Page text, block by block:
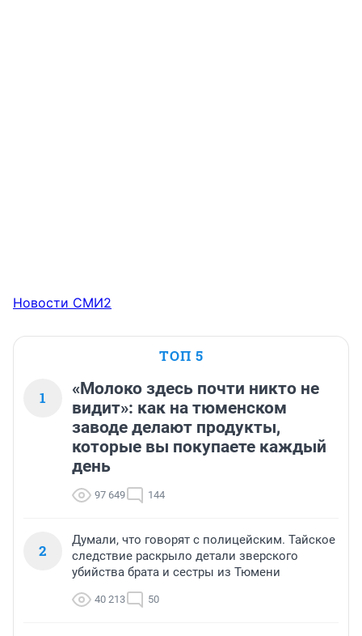
Новости СМИ2
ТОП 5
1
«Молоко здесь почти никто не
видит»: как на тюменском
заводе делают продукты,
которые вы покупаете каждый
день
97 649 144
2
Думали, что говорят с полицейским. Тайское
следствие раскрыло детали зверского
убийства брата и сестры из Тюмени
40 213 50